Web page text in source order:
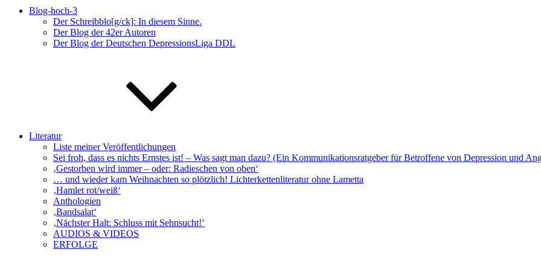
Blog-hoch-3
Der Schreibblo[g/ck]: In diesem Sinne.
Der Blog der 42er Autoren
Der Blog der Deutschen DepressionsLiga DDL
Literatur
Liste meiner Veröffentlichungen
Sei froh, dass es nichts Ernstes ist! – Was sagt man dazu? (Ein Kommunikationsratgeber für Betroffene von Depression und
‚Gestorben wird immer – oder: Radieschen von oben‘
… und wieder kam Weihnachten so plötzlich! Lichterkettenliteratur ohne Lametta
‚Hamlet rot/weiß‘
Anthologien
‚Bandsalat‘
‚Nächster Halt: Schluss mit Sehnsucht!‘
AUDIOS & VIDEOS
ERFOLGE